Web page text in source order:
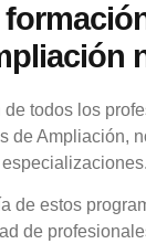
todos los
de Ampliación,
de estos
de